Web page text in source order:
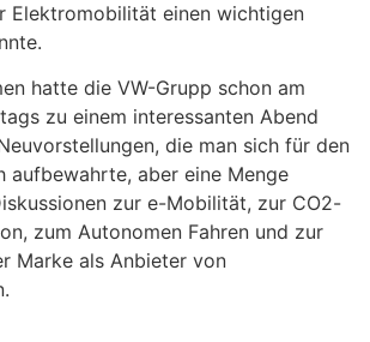
Elektromobilität einen wichtigen
hatte die VW-Grupp schon am
zu einem interessanten Abend
die man sich für den
aufbewahrte, aber eine Menge
zur e-Mobilität, zur CO2-
zum Autonomen Fahren und zur
Marke als Anbieter von